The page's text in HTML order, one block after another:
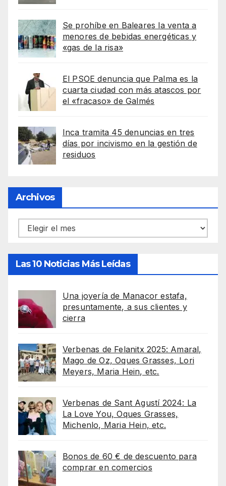
Se prohíbe en Baleares la venta a
menores de bebidas energéticas y
«gas de la risa»
El PSOE denuncia que Palma es la
cuarta ciudad con más atascos por
el «fracaso» de Galmés
Inca tramita 45 denuncias en tres
días por incivismo en la gestión de
residuos
Archivos
Archivos
Las 10 Noticias Más Leídas
Una joyería de Manacor estafa,
presuntamente, a sus clientes y
cierra
Verbenas de Felanitx 2025: Amaral,
Mago de Oz, Oques Grasses, Lori
Meyers, Maria Hein, etc.
Verbenas de Sant Agustí 2024: La
La Love You, Oques Grasses,
Michenlo, Maria Hein, etc.
Bonos de 60 € de descuento para
comprar en comercios